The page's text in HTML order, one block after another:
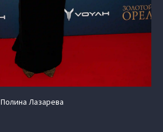
Полина Лазарева